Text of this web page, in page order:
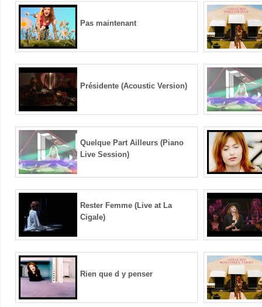
Pas maintenant
Présidente (Acoustic Version)
Quelque Part Ailleurs (Piano
Live Session)
Rester Femme (Live at La
Cigale)
Rien que d y penser